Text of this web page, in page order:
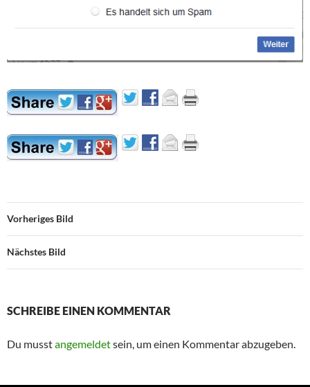
Vorheriges Bild
Nächstes Bild
SCHREIBE EINEN KOMMENTAR
Du musstangemeldetsein, um einen Kommentar abzugeben.